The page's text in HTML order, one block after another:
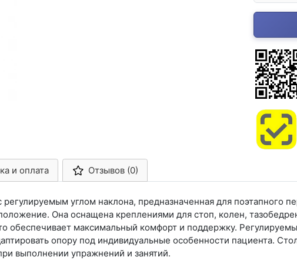
и оплата Отзывов (0)
углом наклона, предназначенная для поэтапного
Она оснащена креплениями для стоп, колен,
обеспечивает максимальный комфорт и поддержку.
опору под индивидуальные особенности пациента.
выполнении упражнений и занятий.